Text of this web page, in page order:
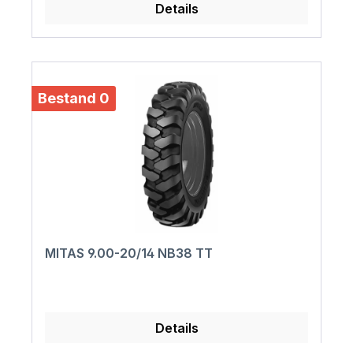
Details
Bestand 0
MITAS 9.00-20/14 NB38 TT
Details